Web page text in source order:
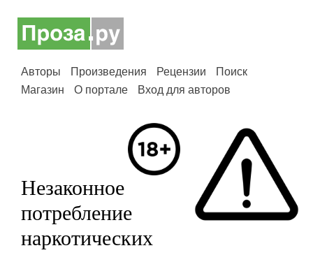
Авторы Произведения Рецензии
Поиск
Магазин
О портале Вход для авторов
Незаконное
потребление
наркотических